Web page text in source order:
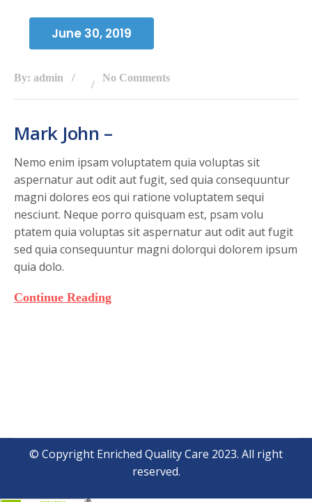
June 30, 2019
By: admin No Comments
Mark John –
Nemo enim ipsam voluptatem quia voluptas sit
aspernatur aut odit aut fugit, sed quia consequuntur
magni dolores eos qui ratione voluptatem sequi
nesciunt. Neque porro quisquam est, psam volu
ptatem quia voluptas sit aspernatur aut odit aut fugit
sed quia consequuntur magni dolorqui dolorem ipsum
quia dolo.
Continue Reading
© Copyright Enriched Quality Care 2023. All right
reserved.